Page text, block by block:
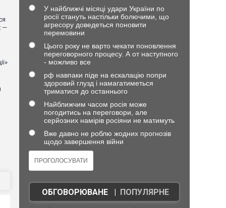
—
У найближчі місяці удари України по
росії стануть настільки болючими, що
агресору доведеться поновити
перемовини
Цього року не варто чекати поновлення
переговорного процесу. А от наступного
- можливо все
рф навпаки піде на ескалацію попри
здоровий глузд і намагатиметься
триматися до останнього
Найближчим часом росія може
погодитись на переговори, але
серйозних намірів росіяни не матимуть
Вже давно не роблю жодних прогнозів
щодо завершення війни
ОБГОВОРЮВАНЕ| ПОПУЛЯРНЕ